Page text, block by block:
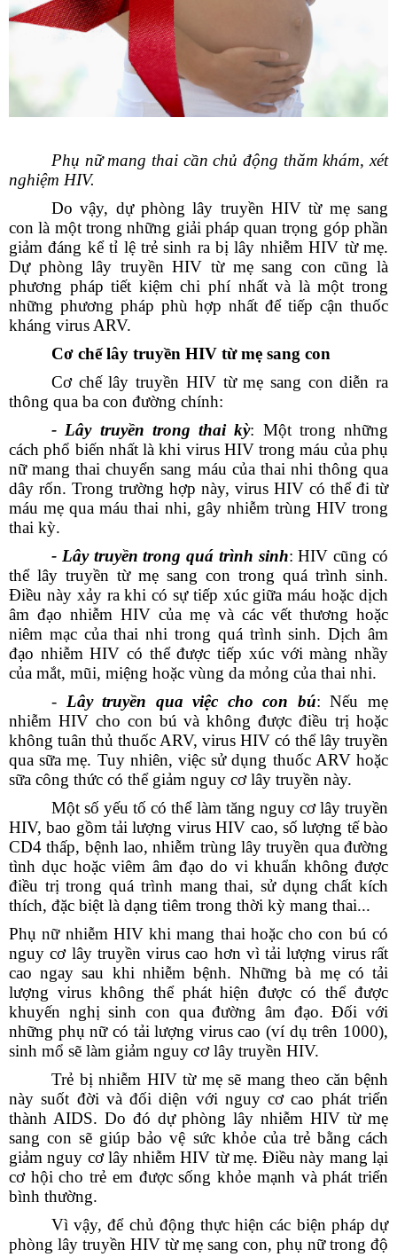
Phụ nữ mang thai cần chủ động thăm khám, xét
nghiệm HIV.
Do vậy, dự phòng lây truyền HIV từ mẹ sang
con là một trong những giải pháp quan trọng góp phần
giảm đáng kể tỉ lệ trẻ sinh ra bị lây nhiễm HIV từ mẹ.
Dự phòng lây truyền HIV từ mẹ sang con cũng là
phương pháp tiết kiệm chi phí nhất và là một trong
những phương pháp phù hợp nhất để tiếp cận thuốc
kháng virus ARV.
Cơ chế lây truyền HIV từ mẹ sang con
Cơ chế lây truyền HIV từ mẹ sang con diễn ra
thông qua ba con đường chính:
- Lây truyền trong thai kỳ: Một trong những
cách phổ biến nhất là khi virus HIV trong máu của phụ
nữ mang thai chuyển sang máu của thai nhi thông qua
dây rốn. Trong trường hợp này, virus HIV có thể đi từ
máu mẹ qua máu thai nhi, gây nhiễm trùng HIV trong
thai kỳ.
- Lây truyền trong quá trình sinh: HIV cũng có
thể lây truyền từ mẹ sang con trong quá trình sinh.
Điều này xảy ra khi có sự tiếp xúc giữa máu hoặc dịch
âm đạo nhiễm HIV của mẹ và các vết thương hoặc
niêm mạc của thai nhi trong quá trình sinh. Dịch âm
đạo nhiễm HIV có thể được tiếp xúc với màng nhầy
của mắt, mũi, miệng hoặc vùng da mỏng của thai nhi.
- Lây truyền qua việc cho con bú: Nếu mẹ
nhiễm HIV cho con bú và không được điều trị hoặc
không tuân thủ thuốc ARV, virus HIV có thể lây truyền
qua sữa mẹ. Tuy nhiên, việc sử dụng thuốc ARV hoặc
sữa công thức có thể giảm nguy cơ lây truyền này.
Một số yếu tố có thể làm tăng nguy cơ lây truyền
HIV, bao gồm tải lượng virus HIV cao, số lượng tế bào
CD4 thấp, bệnh lao, nhiễm trùng lây truyền qua đường
tình dục hoặc viêm âm đạo do vi khuẩn không được
điều trị trong quá trình mang thai, sử dụng chất kích
thích, đặc biệt là dạng tiêm trong thời kỳ mang thai...
Phụ nữ nhiễm HIV khi mang thai hoặc cho con bú có
nguy cơ lây truyền virus cao hơn vì tải lượng virus rất
cao ngay sau khi nhiễm bệnh. Những bà mẹ có tải
lượng virus không thể phát hiện được có thể được
khuyến nghị sinh con qua đường âm đạo. Đối với
những phụ nữ có tải lượng virus cao (ví dụ trên 1000),
sinh mổ sẽ làm giảm nguy cơ lây truyền HIV.
Trẻ bị nhiễm HIV từ mẹ sẽ mang theo căn bệnh
này suốt đời và đối diện với nguy cơ cao phát triển
thành AIDS. Do đó dự phòng lây nhiễm HIV từ mẹ
sang con sẽ giúp bảo vệ sức khỏe của trẻ bằng cách
giảm nguy cơ lây nhiễm HIV từ mẹ. Điều này mang lại
cơ hội cho trẻ em được sống khỏe mạnh và phát triển
bình thường.
Vì vậy, để chủ động thực hiện các biện pháp dự
phòng lây truyền HIV từ mẹ sang con, phụ nữ trong độ